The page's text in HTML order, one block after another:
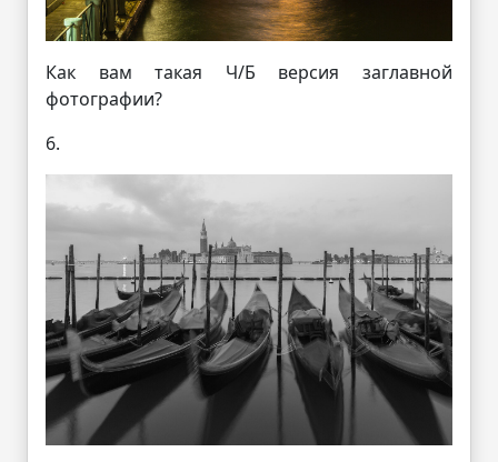
Как вам такая Ч/Б версия заглавной
фотографии?
6.